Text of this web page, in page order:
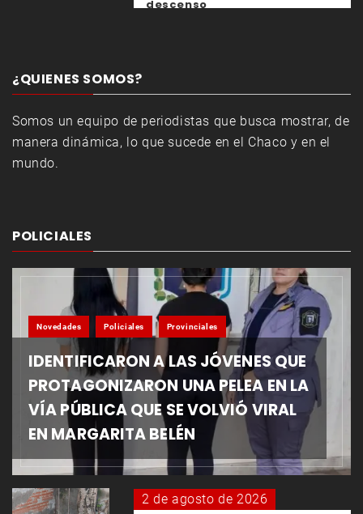
descenso
¿QUIENES SOMOS?
Somos un equipo de periodistas que busca mostrar, de
manera dinámica, lo que sucede en el Chaco y en el
mundo.
POLICIALES
Novedades Policiales Provinciales
IDENTIFICARON A LAS JÓVENES QUE
PROTAGONIZARON UNA PELEA EN LA
VÍA PÚBLICA QUE SE VOLVIÓ VIRAL
EN MARGARITA BELÉN
2 de agosto de 2026